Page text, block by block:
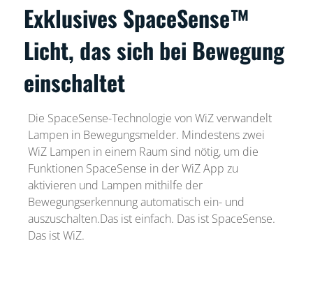
Exklusives SpaceSense™
Licht, das sich bei Bewegung
einschaltet
Die SpaceSense-Technologie von WiZ verwandelt
Lampen in Bewegungsmelder. Mindestens zwei
WiZ Lampen in einem Raum sind nötig, um die
Funktionen SpaceSense in der WiZ App zu
aktivieren und Lampen mithilfe der
Bewegungserkennung automatisch ein- und
auszuschalten.Das ist einfach. Das ist SpaceSense.
Das ist WiZ.